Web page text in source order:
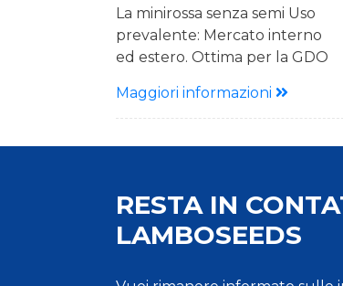
La minirossa senza semi Uso
prevalente: Mercato interno
ed estero. Ottima per la GDO
pieno campo Descrizione Ciclo:
Medio - tardivo Pianta: Pianta di
buona vigoria con ottima
Kg molto omogenea Qualità
eccellente Polpa rossa e
Produzione elevata
Maggiori informazioni
RESTA IN
LAMBOSEEDS